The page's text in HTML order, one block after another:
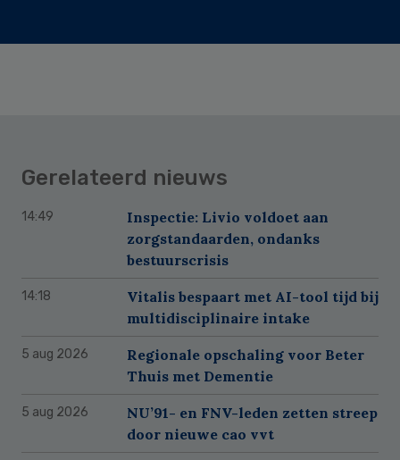
Gerelateerd nieuws
14:49
Inspectie: Livio voldoet aan
zorgstandaarden, ondanks
bestuurscrisis
14:18
Vitalis bespaart met AI-tool tijd bij
multidisciplinaire intake
5 aug 2026
Regionale opschaling voor Beter
Thuis met Dementie
5 aug 2026
NU’91- en FNV-leden zetten streep
door nieuwe cao vvt